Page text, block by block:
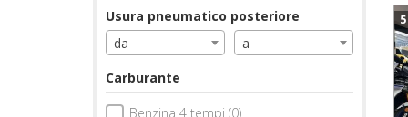
Usura pneumatico posteriore
da
a
Carburante
Benzina 4 tempi (0)